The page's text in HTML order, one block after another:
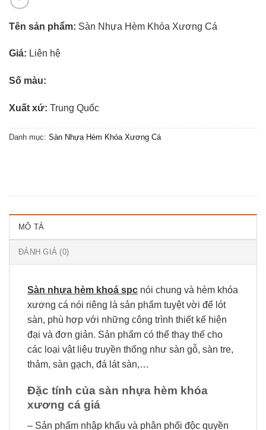
Tên sản phẩm: Sàn Nhựa Hèm Khóa Xương Cá
Giá: Liên hệ
Số màu:
Xuất xứ: Trung Quốc
Danh mục: Sàn Nhựa Hèm Khóa Xương Cá
MÔ TẢ
ĐÁNH GIÁ (0)
Sàn nhựa hèm khoá spc nói chung và hèm khóa
xương cá nói riêng là sản phẩm tuyệt vời để lót
sàn, phù hợp với những công trình thiết kế hiện
đại và đơn giản. Sản phẩm có thể thay thế cho
các loại vật liệu truyền thống như sàn gỗ, sàn tre,
thảm, sàn gạch, đá lát sàn,…
Đặc tính của sàn nhựa hèm khóa
xương cá giá
– Sản phẩm nhập khẩu và phân phối độc quyền